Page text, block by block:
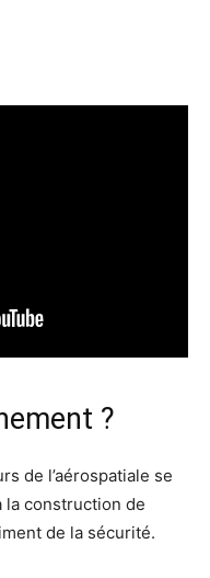
?
de l’aérospatiale se
la construction de
de la sécurité.